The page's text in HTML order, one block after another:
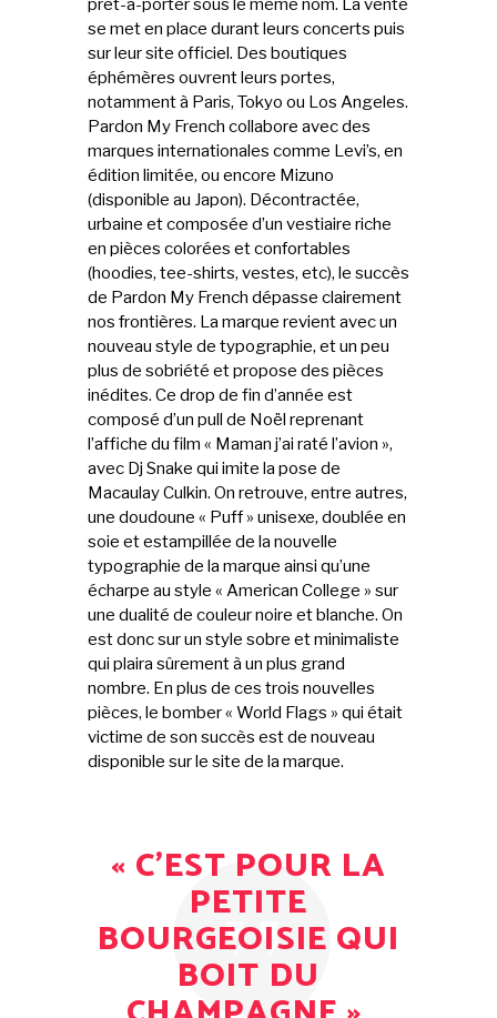
prêt-à-porter sous le même nom. La vente
se met en place durant leurs concerts puis
sur leur site officiel. Des boutiques
éphémères ouvrent leurs portes,
notamment à Paris, Tokyo ou Los Angeles.
Pardon My French collabore avec des
marques internationales comme Levi’s, en
édition limitée, ou encore Mizuno
(disponible au Japon). Décontractée,
urbaine et composée d’un vestiaire riche
en pièces colorées et confortables
(hoodies, tee-shirts, vestes, etc), le succès
de Pardon My French dépasse clairement
nos frontières. La marque revient avec un
nouveau style de typographie, et un peu
plus de sobriété et propose des pièces
inédites. Ce drop de fin d’année est
composé d’un pull de Noël reprenant
l’affiche du film « Maman j’ai raté l’avion »,
avec Dj Snake qui imite la pose de
Macaulay Culkin. On retrouve, entre autres,
une doudoune « Puff » unisexe, doublée en
soie et estampillée de la nouvelle
typographie de la marque ainsi qu’une
écharpe au style « American College » sur
une dualité de couleur noire et blanche. On
est donc sur un style sobre et minimaliste
qui plaira sûrement à un plus grand
nombre. En plus de ces trois nouvelles
pièces, le bomber « World Flags » qui était
victime de son succès est de nouveau
disponible sur le site de la marque.
« C’EST POUR LA
PETITE
BOURGEOISIE QUI
BOIT DU